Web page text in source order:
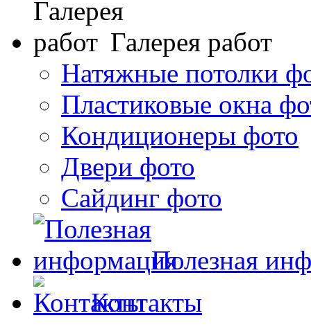
Галерея работ
Натяжные потолки
Пластиковые окна
Кондиционеры фото
Двери фото
Сайдинг фото
Полезная
Контакты